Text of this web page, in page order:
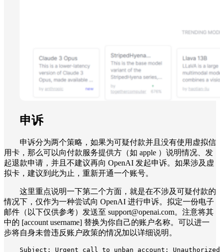
申诉
申诉分为两个策略，如果为可疑付款并且没有使用虚拟信
用卡，那么可以向付款服务提供方（如 apple ）说明情况、发
起退款申请，并且不建议再向 OpenAI 发起申诉。如果涉及虚
拟卡，建议到此为止，重新开通一个账号。
这里重点说明一下第二个方面，就是在不涉及可疑付款的
情况下，仅作为一种尝试向 OpenAI 进行申诉。拟定一份电子
邮件（以下仅供参考）发送至 support@openai.com。注意将其
中的 [account username] 替换为你自己的账户名称。可以进一
步将自身未曾违反账户政策的情况加以详细说明。
Subject: Urgent call to unban account: Unauthorized